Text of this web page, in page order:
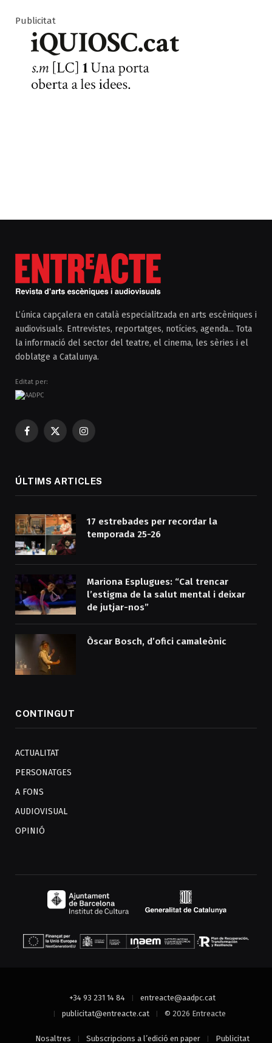
Publicitat
L’única capçalera en català especialitzada en arts escèniques i
audiovisuals. Entrevistes, reportatges, notícies, agenda... Tota
la informació del sector del teatre, el cinema, les sèries i el
doblatge a Catalunya.
Editat per:
Facebook
X
Instagram
ÚLTIMS ARTICLES
17 estrebades per recordar la
temporada 25-26
Mariona Esplugues: “Cal trencar
l’estigma de la salut mental i deixar
de jutjar-nos”
Òscar Bosch, d’ofici camaleònic
CONTINGUT
ACTUALITAT
PERSONATGES
A FONS
AUDIOVISUAL
OPINIÓ
+34 93 231 14 84
entreacte@aadpc.cat
publicitat@entreacte.cat
© 2026 Entreacte
Nosaltres Subscripcions a l’edició en paper Publicitat